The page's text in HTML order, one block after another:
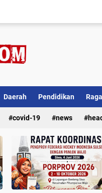
Daerah Pendidikan
covid-19 news